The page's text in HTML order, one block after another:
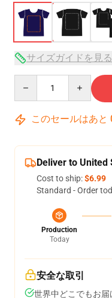
サイズガイドを見る
このセールはあと
Deliver to United
Cost to ship:$6.99
Standard - Order
Production
Today
安全な取引
世界中どこでもお届